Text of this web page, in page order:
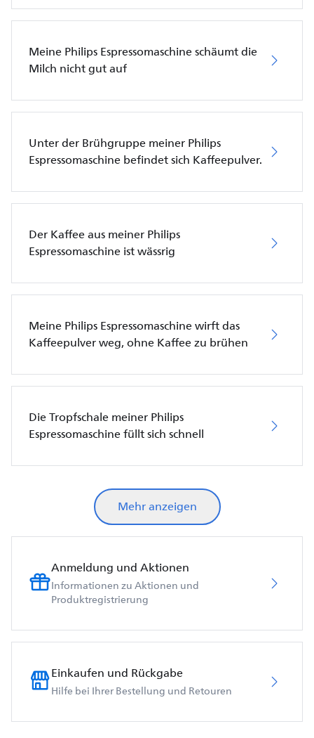
Meine Philips Espressomaschine schäumt die
Milch nicht gut auf
Unter der Brühgruppe meiner Philips
Espressomaschine befindet sich Kaffeepulver.
Der Kaffee aus meiner Philips
Espressomaschine ist wässrig
Meine Philips Espressomaschine wirft das
Kaffeepulver weg, ohne Kaffee zu brühen
Die Tropfschale meiner Philips
Espressomaschine füllt sich schnell
Mehr anzeigen
Anmeldung und Aktionen
Informationen zu Aktionen und
Produktregistrierung
Einkaufen und Rückgabe
Hilfe bei Ihrer Bestellung und Retouren